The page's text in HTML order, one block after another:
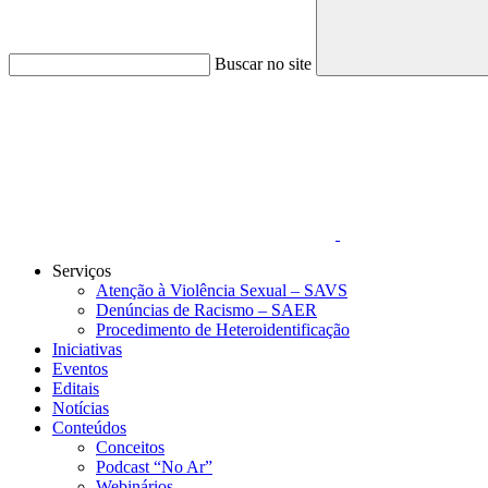
Buscar no site
Serviços
Atenção à Violência Sexual – SAVS
Denúncias de Racismo – SAER
Procedimento de Heteroidentificação
Iniciativas
Eventos
Editais
Notícias
Conteúdos
Conceitos
Podcast “No Ar”